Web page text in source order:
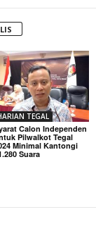
TEGAL
Calon Independen
Pilwalkot Tegal
Minimal Kantongi
Suara